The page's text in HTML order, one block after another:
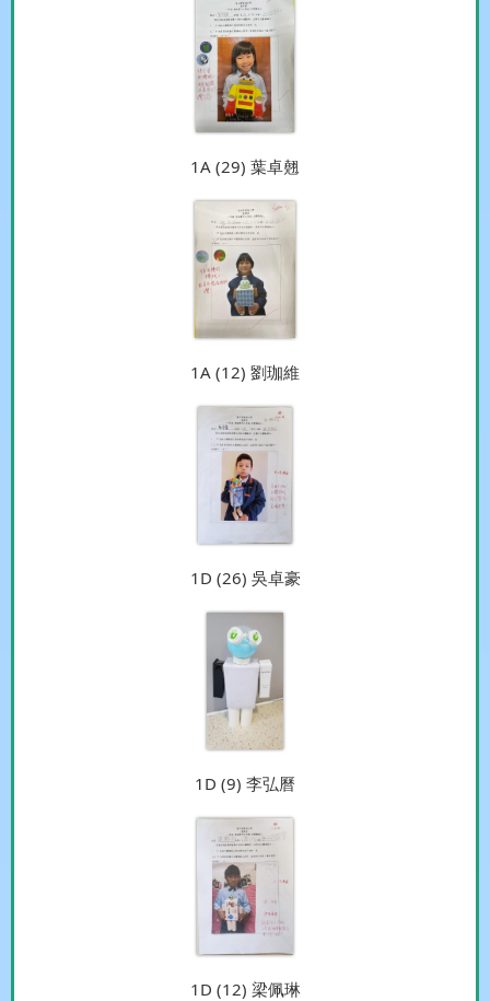
1A (29) 葉卓翹
1A (12) 劉珈維
1D (26) 吳卓豪
1D (9) 李弘曆
1D (12) 梁佩琳